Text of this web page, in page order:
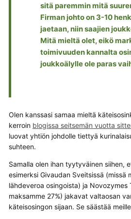
sitä paremmin mitä
Firman johto on 3-10
jaetaan, niin saajien
Mitä mieltä olet, eikö
toimivuuden kannalta
joukkoälylle ole paras
Olen kanssasi samaa mieltä
kerroin blogissa seitsemän vuotta
luovat yhtiön johdolle tiettyä
suhteen.
Samalla olen ihan tyytyväinen siihen,
esimerksi Givaudan Sveitsissä (missä
lähdeveroa osingoista) ja Novozymes
maksamme 27%) jakavat valtaosan
käteisosingon sijaan. Se säästää